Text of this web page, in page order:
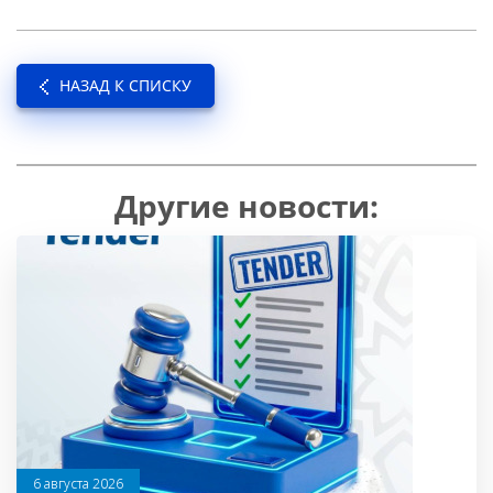
НАЗАД К СПИСКУ
Другие новости:
6 августа 2026